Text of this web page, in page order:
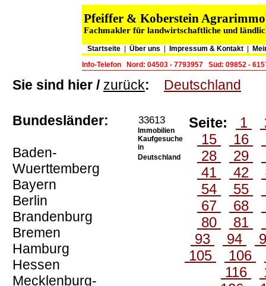
Pfeiffer & Koberstein
Fachmakler für landwirtschaftliche und
Startseite Über uns Impressum & Kontakt
Info-Telefon
Nord: 04503 - 7793957 Süd: 09852 -
Sie sind hier / zurück: Deutschland
Bundesländer:
Baden-
Wuerttemberg
Bayern
Berlin
Brandenburg
Bremen
Hamburg
Hessen
Mecklenburg-
33613
Immobilien
Kaufgesuche
in
Deutschland
Seite: 1
15
16
28
29
41
42
54
55
67
68
80
81
93
94
105
106
116